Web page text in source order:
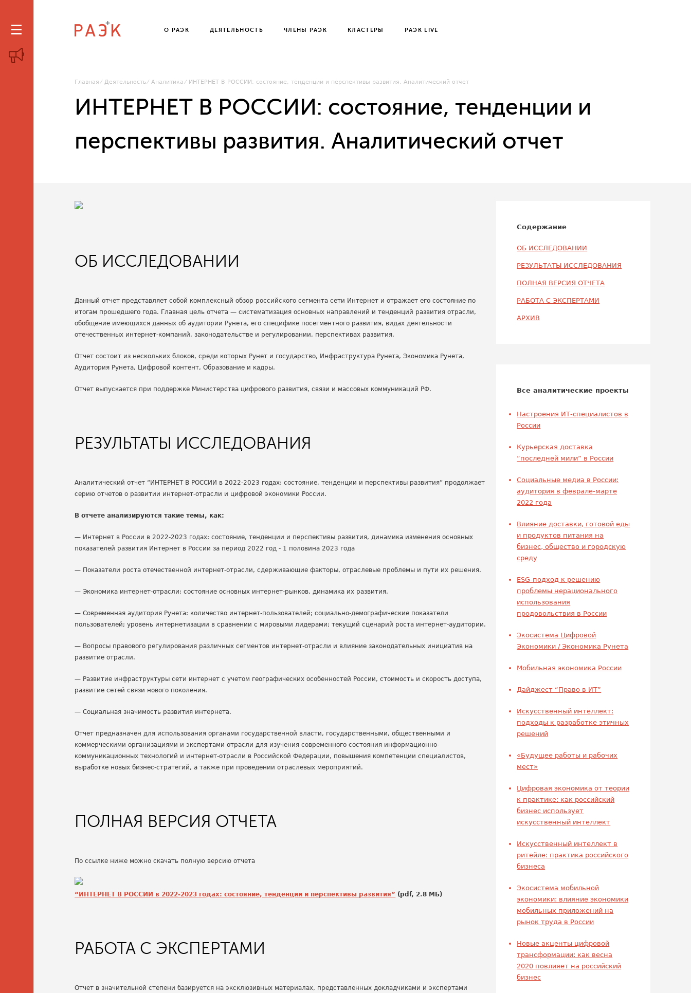
О РАЭК ДЕЯТЕЛЬНОСТЬ ЧЛЕНЫ РАЭК КЛАСТЕРЫ РАЭК LIVE
Главная Деятельность Аналитика ИНТЕРНЕТ В РОССИИ: состояние, тенденции и перспективы развития. Аналитический отчет
ИНТЕРНЕТ В РОССИИ: состояние, тенденции и
перспективы развития. Аналитический отчет
Содержание
ОБ ИССЛЕДОВАНИИ
РЕЗУЛЬТАТЫ ИССЛЕДОВАНИЯ
ПОЛНАЯ ВЕРСИЯ ОТЧЕТА
РАБОТА С ЭКСПЕРТАМИ
АРХИВ
Все аналитические проекты
Настроения ИТ-специалистов в
России
Курьерская доставка
“последней мили” в России
Социальные медиа в России:
аудитория в феврале-марте
2022 года
Влияние доставки, готовой еды
и продуктов питания на
бизнес, общество и городскую
среду
ESG-подход к решению
проблемы нерационального
использования
продовольствия в России
Экосистема Цифровой
Экономики / Экономика Рунета
Мобильная экономика России
Дайджест “Право в ИТ”
Искусственный интеллект:
подходы к разработке этичных
решений
«Будущее работы и рабочих
мест»
Цифровая экономика от теории
к практике: как российский
бизнес использует
искусственный интеллект
Искусственный интеллект в
ритейле: практика российского
бизнеса
Экосистема мобильной
экономики: влияние экономики
мобильных приложений на
рынок труда в России
Новые акценты цифровой
трансформации: как весна
2020 повлияет на российский
бизнес
ОБ ИССЛЕДОВАНИИ
Данный отчет представляет собой комплексный обзор российского сегмента сети Интернет и отражает его состояние по
итогам прошедшего года. Главная цель отчета — систематизация основных направлений и тенденций развития отрасли,
обобщение имеющихся данных об аудитории Рунета, его специфике посегментного развития, видах деятельности
отечественных интернет-компаний, законодательстве и регулировании, перспективах развития.
Отчет состоит из нескольких блоков, среди которых Рунет и государство, Инфраструктура Рунета, Экономика Рунета,
Аудитория Рунета, Цифровой̆ контент, Образование и кадры.
Отчет выпускается при поддержке Министерства цифрового развития, связи и массовых коммуникаций РФ.
РЕЗУЛЬТАТЫ ИССЛЕДОВАНИЯ
Аналитический отчет “ИНТЕРНЕТ В РОССИИ в 2022-2023 годах: состояние, тенденции и перспективы развития” продолжает
серию отчетов о развитии интернет-отрасли и цифровой экономики России.
В отчете анализируются такие темы, как:
— Интернет в России в 2022-2023 годах: состояние, тенденции и перспективы развития, динамика изменения основных
показателей развития Интернет в России за период 2022 год - 1 половина 2023 года
— Показатели роста отечественной интернет-отрасли, сдерживающие факторы, отраслевые проблемы и пути их решения.
— Экономика интернет-отрасли: состояние основных интернет-рынков, динамика их развития.
— Современная аудитория Рунета: количество интернет-пользователей; социально-демографические показатели
пользователей; уровень интернетизации в сравнении с мировыми лидерами; текущий сценарий роста интернет-аудитории.
— Вопросы правового регулирования различных сегментов интернет-отрасли и влияние законодательных инициатив на
развитие отрасли.
— Развитие инфраструктуры сети интернет с учетом географических особенностей России, стоимость и скорость доступа,
развитие сетей связи нового поколения.
— Социальная значимость развития интернета.
Отчет предназначен для использования органами государственной власти, государственными, общественными и
коммерческими организациями и экспертами отрасли для изучения современного состояния информационно-
коммуникационных технологий и интернет-отрасли в Российской Федерации, повышения компетенции специалистов,
выработке новых бизнес-стратегий, а также при проведении отраслевых мероприятий.
ПОЛНАЯ ВЕРСИЯ ОТЧЕТА
По ссылке ниже можно скачать полную версию отчета
“ИНТЕРНЕТ В РОССИИ в 2022-2023 годах: состояние, тенденции и перспективы развития” (pdf, 2.8 MБ)
РАБОТА С ЭКСПЕРТАМИ
Отчет в значительной степени базируется на эксклюзивных материалах, представленных докладчиками и экспертами